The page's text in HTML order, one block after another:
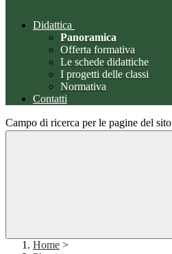
Didattica
Panoramica
Offerta formativa
Le schede didattiche
I progetti delle classi
Normativa
Contatti
Campo di ricerca per le pagine del sito
Home >